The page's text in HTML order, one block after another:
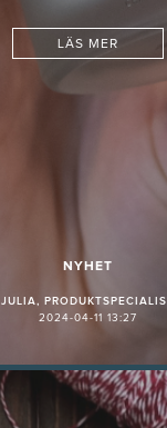
LÄS MER
NYHET
JULIA,
2024-04-11 13:27